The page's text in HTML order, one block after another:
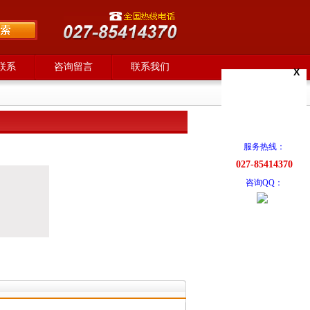
X
服务热线：
027-85414370
咨询QQ：
系 咨询留言 联系我们